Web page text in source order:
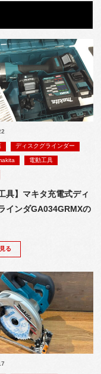
ディスクグラインダー
電動工具
具】マキタ充電式ディ
インダGA034GRMXの
る